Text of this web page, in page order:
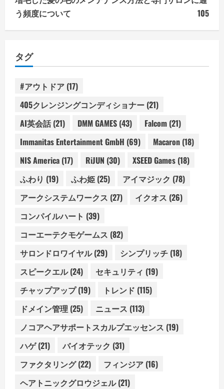
う頻度について
105
タグ
#アウトドア (17)
405クレンジングコンディショナー (21)
AI英会話(21) DMM GAMES (43) Falcom (21)
Immanitas Entertainment GmbH (69) Macaron (18)
NIS America (17) RiJUN (30) XSEED Games (18)
ふわり (19) ふわ姫 (25) アイマジック (78)
アークシステムワークス (27) イクオス (26)
コンパイルハート (39)
コーエーテクモゲームス (82)
サロンドロワイヤル(29) シンプリッチ (18)
スピークエル(24) セキュリティ (19)
チャップアップ(19) トレンド (115)
ドメイン管理 (25) ニュース (113)
ノコアヘアサポートスカルプエッセンス (19)
ハゲ(21) バイオテック (31)
ファクタリング(22) フィンジア (16)
ヘアトニックグロウジェル(21)